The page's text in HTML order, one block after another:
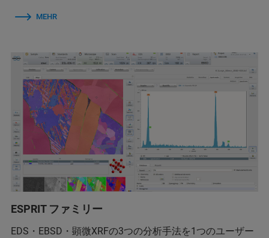
MEHR
ESPRIT ファミリー
EDS・EBSD・顕微XRFの3つの分析手法を1つのユーザー